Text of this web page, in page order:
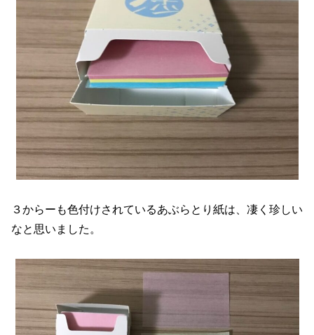
３からーも色付けされているあぶらとり紙は、凄く珍しい
なと思いました。